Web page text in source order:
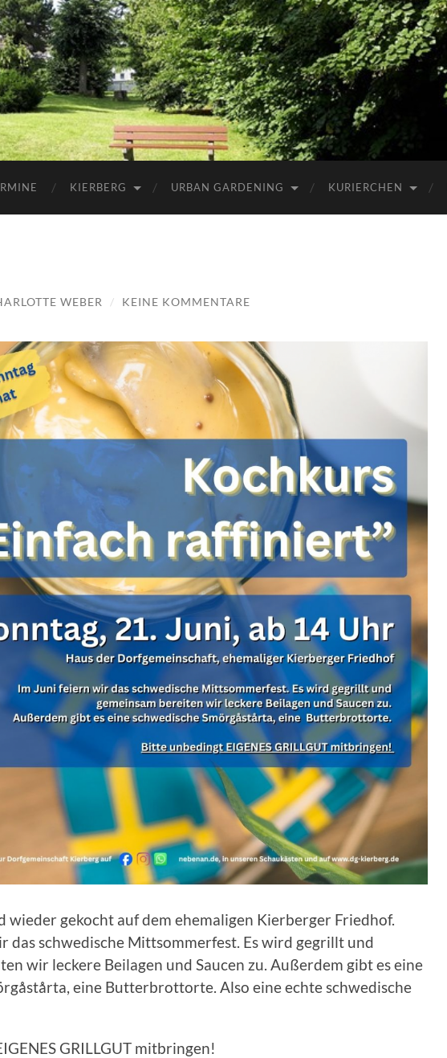
KIERBERG URBAN GARDENING KURIERCHEN
WEBER / KEINE KOMMENTARE
wieder gekocht auf dem ehemaligen Kierberger Friedhof.
das schwedische Mittsommerfest. Es wird gegrillt und
wir leckere Beilagen und Saucen zu. Außerdem gibt es eine
eine Butterbrottorte. Also eine echte schwedische
GRILLGUT mitbringen!